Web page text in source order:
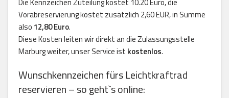
Vorabreservierung kostet zusätzlich 2,60 EUR, in Summe
also 12,80 Euro.
Diese Kosten leiten wir direkt an die Zulassungsstelle
Marburg weiter, unser Service ist kostenlos.
Wunschkennzeichen fürs Leichtkraftrad
reservieren – so geht`s online: